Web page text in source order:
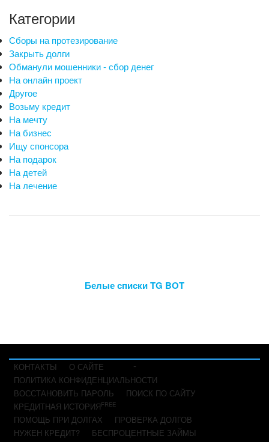
Категории
Сборы на протезирование
Закрыть долги
Обманули мошенники - сбор денег
На онлайн проект
Другое
Возьму кредит
На мечту
На бизнес
Ищу спонсора
На подарок
На детей
На лечение
Белые списки TG BOT
-
КОНТАКТЫ
О САЙТЕ
ПОЛИТИКА КОНФИДЕНЦИАЛЬНОСТИ
ВОССТАНОВИТЬ ПАРОЛЬ
ПОИСК ПО САЙТУ
КРЕДИТНАЯ ИСТОРИЯFREE
ПОМОЩЬ ПРИ ДОЛГАХ
ПРОВЕРКА ДОЛГОВ
НУЖЕН КРЕДИТ?
БЕСПРОЦЕНТНЫЕ ЗАЙМЫ